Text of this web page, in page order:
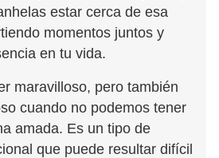
estar cerca de esa
momentos juntos y
en tu vida.
maravilloso, pero también
cuando no podemos tener
amada. Es un tipo de
que puede resultar difícil